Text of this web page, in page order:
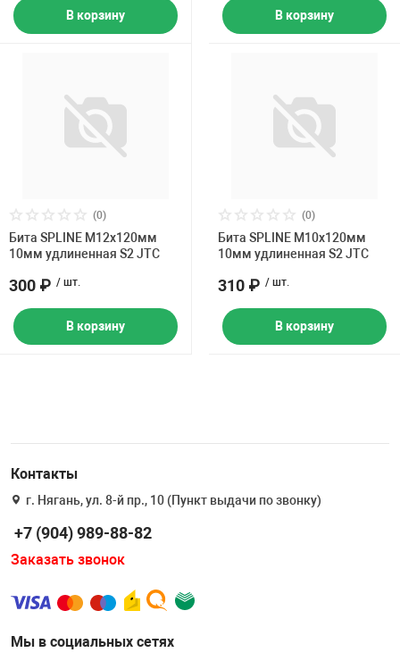
В корзину В корзину
(0)
Бита SPLINE M12х120мм
10мм удлиненная S2 JTC
300 ₽ / шт.
В корзину
(0)
Бита SPLINE M10х120мм
10мм удлиненная S2 JTC
310 ₽ / шт.
В корзину
Контакты
г. Нягань, ул. 8-й пр., 10 (Пункт выдачи по звонку)
+7 (904) 989-88-82
Заказать звонок
Мы в социальных сетях